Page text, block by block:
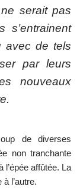
serait pas
avec de tels
par leurs
nouveaux
de diverses
non tranchante
affûtée. La
l’autre.